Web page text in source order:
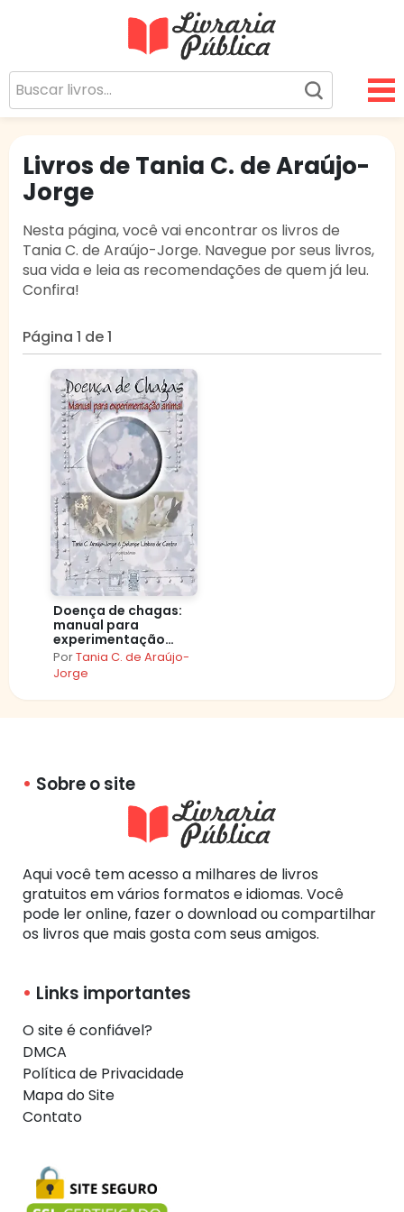
Sua Biblioteca Virtual Gratuita
Livros de Tania C. de Araújo-
Jorge
Nesta página, você vai encontrar os livros de
Tania C. de Araújo-Jorge. Navegue por seus livros,
sua vida e leia as recomendações de quem já leu.
Confira!
Página 1 de 1
Doença de chagas:
manual para
experimentação
animal
PorTania C. de Araújo-
Jorge
Sobre o site
Aqui você tem acesso a milhares de livros
gratuitos em vários formatos e idiomas. Você
pode ler online, fazer o download ou compartilhar
os livros que mais gosta com seus amigos.
Links importantes
O site é confiável?
DMCA
Política de Privacidade
Mapa do Site
Contato